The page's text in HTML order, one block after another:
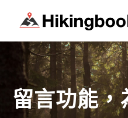
登入
留言功能，